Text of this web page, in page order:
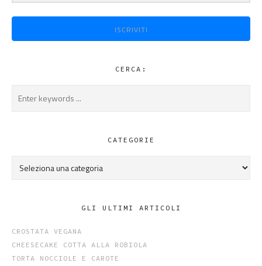
ISCRIVITI
CERCA:
CATEGORIE
GLI ULTIMI ARTICOLI
CROSTATA VEGANA
CHEESECAKE COTTA ALLA ROBIOLA
TORTA NOCCIOLE E CAROTE